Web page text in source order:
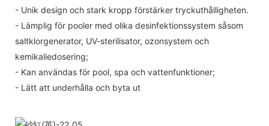
- Unik design och stark kropp förstärker tryckuthålligheten.
- Lämplig för pooler med olika desinfektionssystem såsom
saltklorgenerator, UV-sterilisator, ozonsystem och
kemikaliedosering;
- Kan användas för pool, spa och vattenfunktioner;
- Lätt att underhålla och byta ut